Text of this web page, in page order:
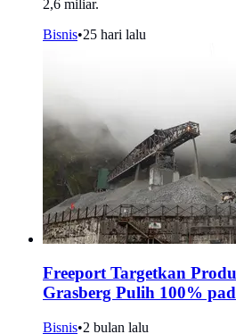
2,6 miliar.
Bisnis•25 hari lalu
Freeport Targetkan
Grasberg Pulih 100%
Bisnis•2 bulan lalu